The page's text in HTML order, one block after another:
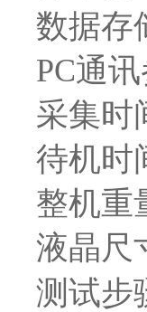
数据存
PC通
采集时
待机时
整机重
液晶尺
测试步